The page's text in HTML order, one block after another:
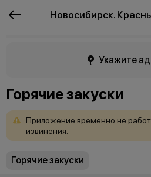
Укажите
Горячие закуски
Приложение временно не
извинения.
Горячие закуски